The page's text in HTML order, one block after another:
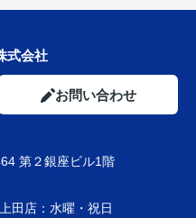
式会社
お問い合わせ
第２銀座ビル1階
田店：水曜・祝日